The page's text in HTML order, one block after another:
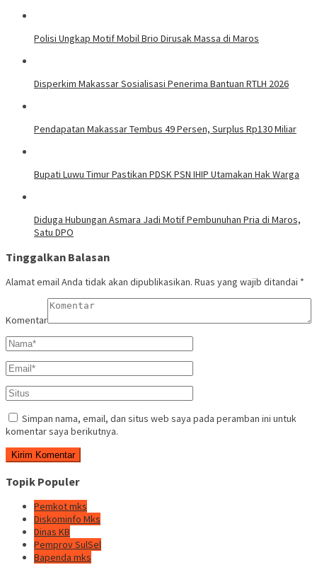
Polisi Ungkap Motif Mobil Brio Dirusak Massa di Maros
Disperkim Makassar Sosialisasi Penerima Bantuan RTLH 2026
Pendapatan Makassar Tembus 49 Persen, Surplus Rp130 Miliar
Bupati Luwu Timur Pastikan PDSK PSN IHIP Utamakan Hak Warga
Diduga Hubungan Asmara Jadi Motif Pembunuhan Pria di Maros,
Satu DPO
Tinggalkan Balasan
Alamat email Anda tidak akan dipublikasikan. Ruas yang wajib ditandai *
Komentar
Simpan nama, email, dan situs web saya pada peramban ini untuk
komentar saya berikutnya.
Topik Populer
Pemkot mks
Diskominfo Mks
Dinas KB
Pemprov SulSel
Bapenda mks